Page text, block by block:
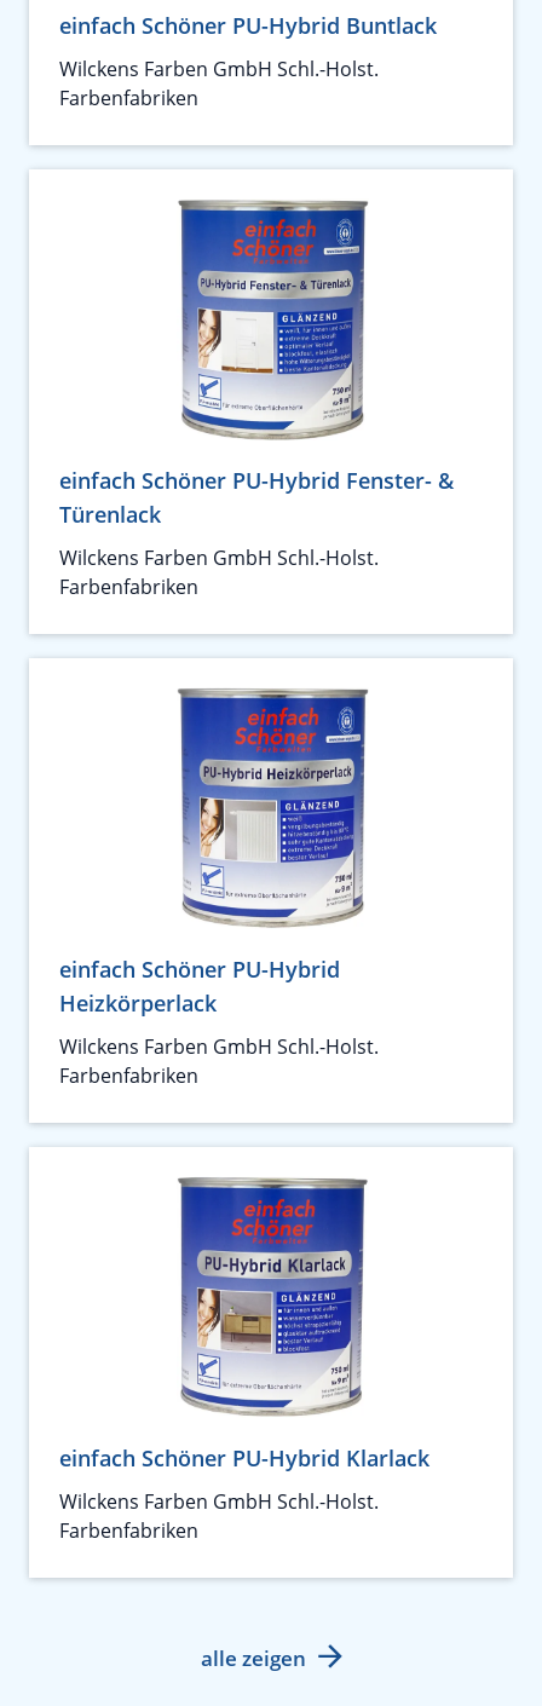
einfach Schöner PU-Hybrid Buntlack
Wilckens Farben GmbH Schl.-Holst.
Farbenfabriken
einfach Schöner PU-Hybrid Fenster- &
Türenlack
Wilckens Farben GmbH Schl.-Holst.
Farbenfabriken
einfach Schöner PU-Hybrid
Heizkörperlack
Wilckens Farben GmbH Schl.-Holst.
Farbenfabriken
einfach Schöner PU-Hybrid Klarlack
Wilckens Farben GmbH Schl.-Holst.
Farbenfabriken
alle zeigen